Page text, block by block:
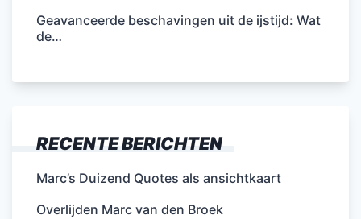
Geavanceerde beschavingen uit de ijstijd: Wat
de…
RECENTE BERICHTEN
Marc’s Duizend Quotes als ansichtkaart
Overlijden Marc van den Broek